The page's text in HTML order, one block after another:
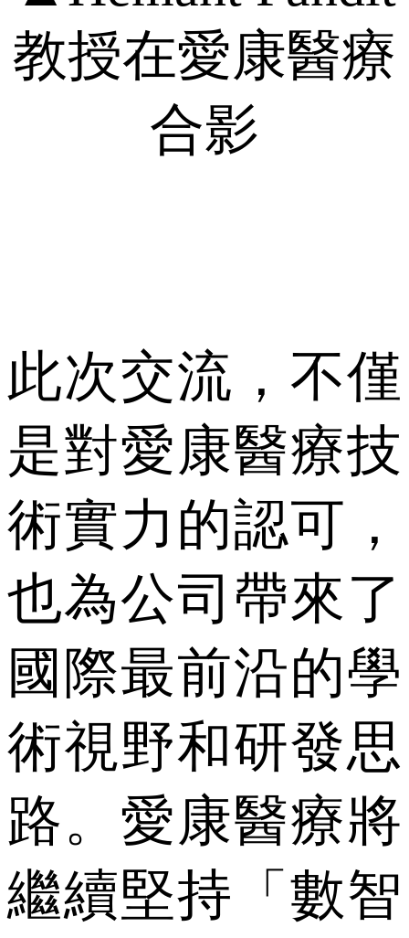
教授在愛康醫療
合影
此次交流，不僅
是對愛康醫療技
術實力的認可，
也為公司帶來了
國際最前沿的學
術視野和研發思
路。愛康醫療將
繼續堅持「數智